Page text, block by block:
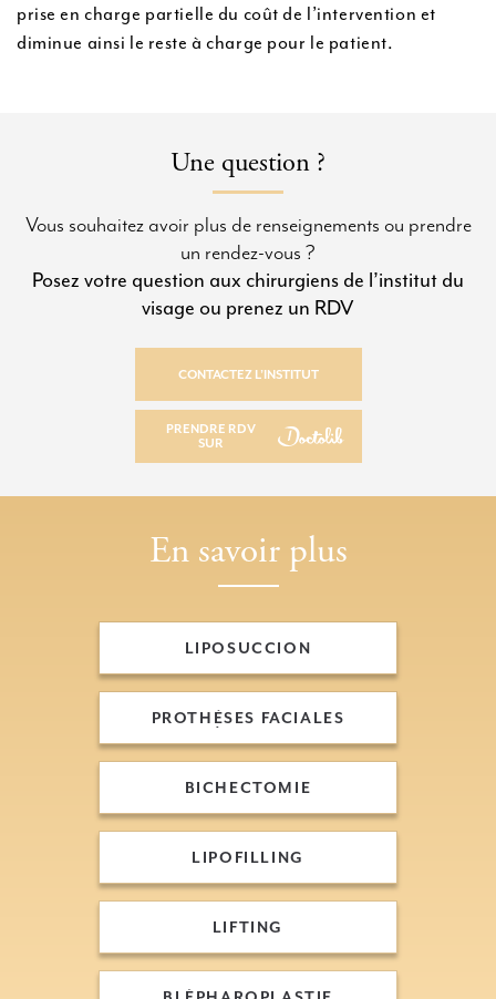
prise en charge partielle du coût de l’intervention et
diminue ainsi le reste à charge pour le patient.
Une question ?
Vous souhaitez avoir plus de renseignements ou prendre
un rendez-vous ?
Posez votre question aux chirurgiens de l’institut du
visage ou prenez un RDV
CONTACTEZ L’INSTITUT
PRENDRE RDV
SUR
PRENDRE RDV SUR
En savoir plus
LIPOSUCCION
PROTHÈSES FACIALES
BICHECTOMIE
LIPOFILLING
LIFTING